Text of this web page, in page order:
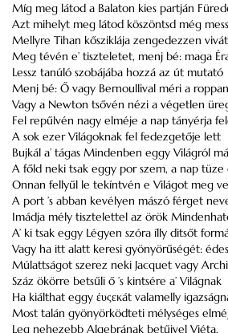
Míg meg látod a Balaton kies partján
Azt mihelyt meg látod köszöntsd még
Mellyre Tihan kősziklája zengedezzen
Meg tévén e’ tiszteletet, menj bé: maga
Lessz tanúló szobájába hozzá az út mutató
Menj bé: Ő vagy Bernoullival méri a
Vagy a Newton tsővén nézi a végetlen
Fel repűlvén nagy elméje a nap tányérja
A sok ezer Világoknak fel fedezgetője lett
Bujkál a’ tágas Mindenben eggy Világról
A főld neki tsak eggy por szem, a nap tüze
Onnan fellyűl le tekíntvén e Világot meg
A port ’s abban kevélyen mászó férget
Imádja mély tisztelettel az örök
A’ ki tsak eggy Légyen szóra ílly ditsőt
Vagy ha itt alatt keresi gyönyörűségét: édes
Múlattságot szerez neki Jacquet vagy
Száz ökörre betsűli ő ’s kintsére a’ Világnak
Ha kiálthat eggy έυςεκát valamelly
Most talán gyönyörködteti mélységes
Leg nehezebb Algebrának betűivel Viéta.